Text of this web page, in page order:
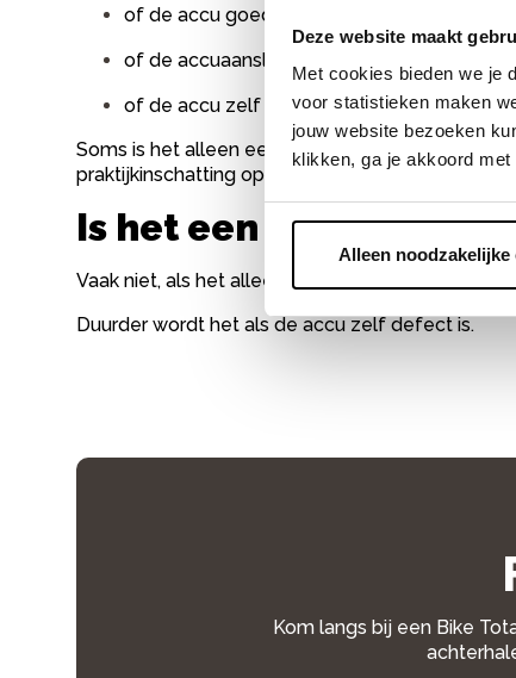
Deze website maakt
Met cookies bieden we je
voor statistieken maken
jouw website bezoeken
klikken, ga je akkoord
Alleen noodzakelijke
of de accu goed contact maakt
of de accuaansluiting in orde is
of de accu zelf nog goed werkt
Soms is het alleen een contactprobleem. Soms
praktijkinschatting op basis van het type
Is het een dure
Vaak niet, als het alleen gaat om een accu die
Duurder wordt het als de accu zelf defect is.
Kom langs bij een Bike